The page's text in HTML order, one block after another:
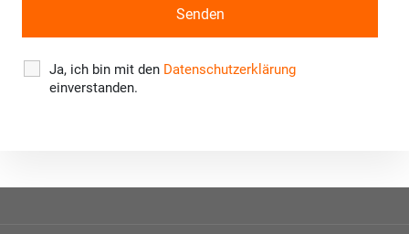
Ja, ich bin mit den Datenschutzerklärung
einverstanden.